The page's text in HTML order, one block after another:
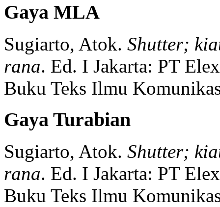
Gaya MLA
Sugiarto, Atok. Shutter;
rana. Ed. I Jakarta: PT
Buku Teks Ilmu
Gaya Turabian
Sugiarto, Atok. Shutter;
rana. Ed. I Jakarta: PT
Buku Teks Ilmu